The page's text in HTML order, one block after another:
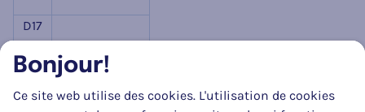
D17
Usage
obligatoire des
feux de
Bonjour!
Ce site web utilise des cookies. L'utilisation de cookies